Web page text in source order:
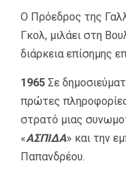
Ο Πρόεδρος της
Γκολ, μιλάει στη
διάρκεια επίσημης
1965 Σε
πρώτες
στρατό μιας
«ΑΣΠΙΔΑ» και την
Παπανδρέου.